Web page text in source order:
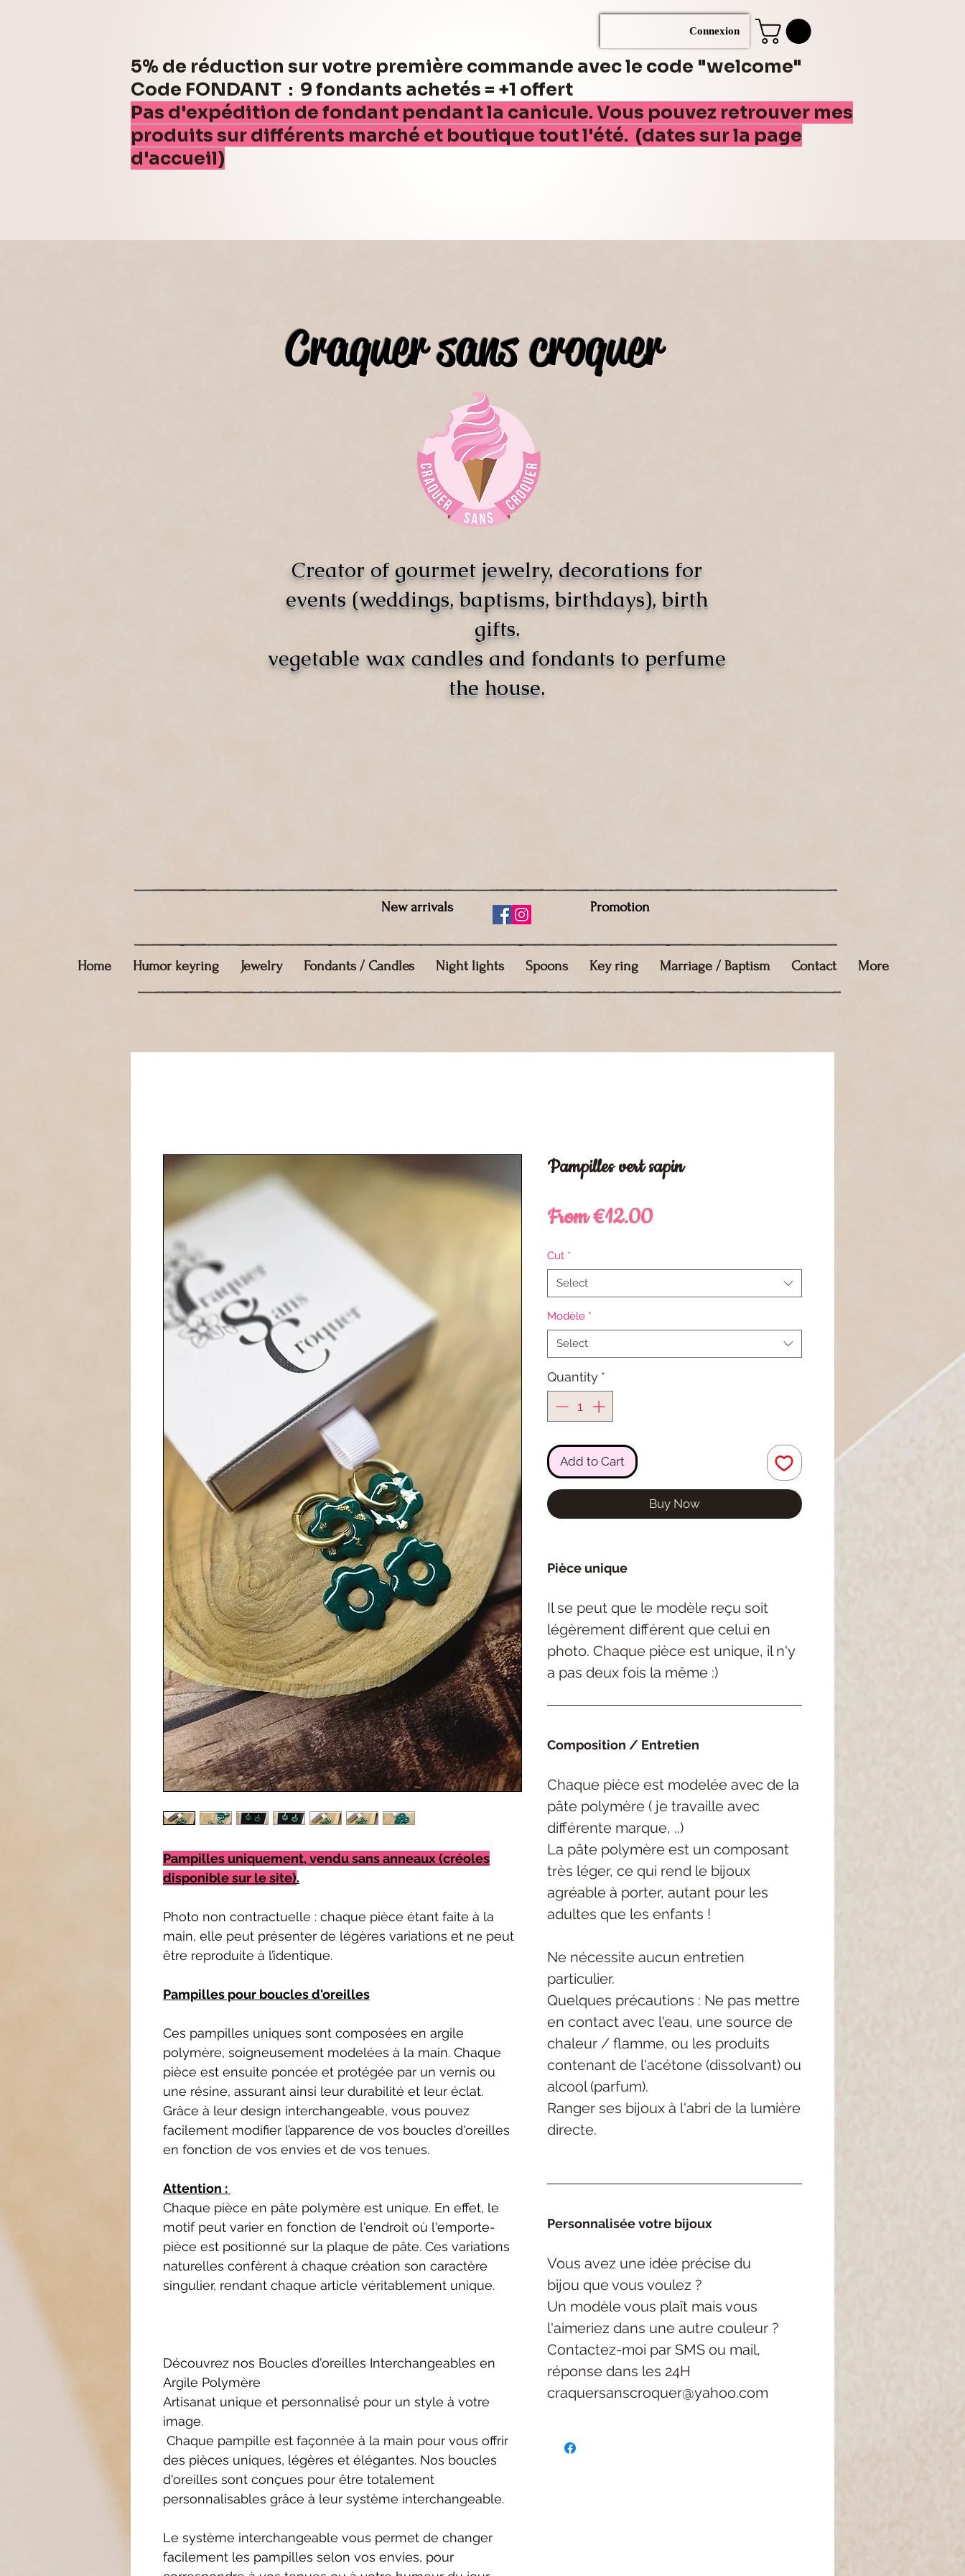
Connexion
5% de réduction sur votre première commande avec le code "welcome"
Code FONDANT : 9 fondants achetés = +1 offert
Pas d'expédition de fondant pendant la canicule. Vous pouvez retrouver mes
produits sur différents marché et boutique tout l'été. (dates sur la page
d'accueil)
Craquer sans croquer
Creator of gourmet jewelry, decorations for
events (weddings, baptisms, birthdays), birth
gifts.
vegetable wax candles and fondants to perfume
the house.
New arrivals Promotion
Home Humor keyring Jewelry Fondants / Candles Night lights Spoons Key ring Marriage / Baptism Contact More
Pampilles uniquement, vendu sans anneaux (créoles
disponible sur le site).
Photo non contractuelle : chaque pièce étant faite à la
main, elle peut présenter de légères variations et ne peut
être reproduite à l’identique.
Pampilles pour boucles d'oreilles
Ces pampilles uniques sont composées en argile
polymère, soigneusement modelées à la main. Chaque
pièce est ensuite poncée et protégée par un vernis ou
une résine, assurant ainsi leur durabilité et leur éclat.
Grâce à leur design interchangeable, vous pouvez
facilement modifier l’apparence de vos boucles d'oreilles
en fonction de vos envies et de vos tenues.
Attention :
Chaque pièce en pâte polymère est unique. En effet, le
motif peut varier en fonction de l'endroit où l'emporte-
pièce est positionné sur la plaque de pâte. Ces variations
naturelles confèrent à chaque création son caractère
singulier, rendant chaque article véritablement unique.
Découvrez nos Boucles d'oreilles Interchangeables en
Argile Polymère
Artisanat unique et personnalisé pour un style à votre
image.
Chaque pampille est façonnée à la main pour vous offrir
des pièces uniques, légères et élégantes. Nos boucles
d'oreilles sont conçues pour être totalement
personnalisables grâce à leur système interchangeable.
Le système interchangeable vous permet de changer
facilement les pampilles selon vos envies, pour
Pampilles vert sapin
From€12.00Sale
Cut *
Select
Modèle *
Select
Quantity *
Add to Cart
Buy Now
Pièce unique
Il se peut que le modèle reçu soit
légèrement différent que celui en
photo. Chaque pièce est unique, il n'y
a pas deux fois la même :)
Composition / Entretien
Chaque pièce est modelée avec de la
pâte polymère ( je travaille avec
différente marque, ..)
La pâte polymère est un composant
très léger, ce qui rend le bijoux
agréable à porter, autant pour les
adultes que les enfants !
Ne nécessite aucun entretien
particulier.
Quelques précautions : Ne pas mettre
en contact avec l'eau, une source de
chaleur / flamme, ou les produits
contenant de l'acétone (dissolvant) ou
alcool (parfum).
Ranger ses bijoux à l'abri de la lumière
directe.
Personnalisée votre bijoux
Vous avez une idée précise du
bijou que vous voulez ?
Un modèle vous plaît mais vous
l'aimeriez dans une autre couleur ?
Contactez-moi par SMS ou mail,
réponse dans les 24H
craquersanscroquer@yahoo.com